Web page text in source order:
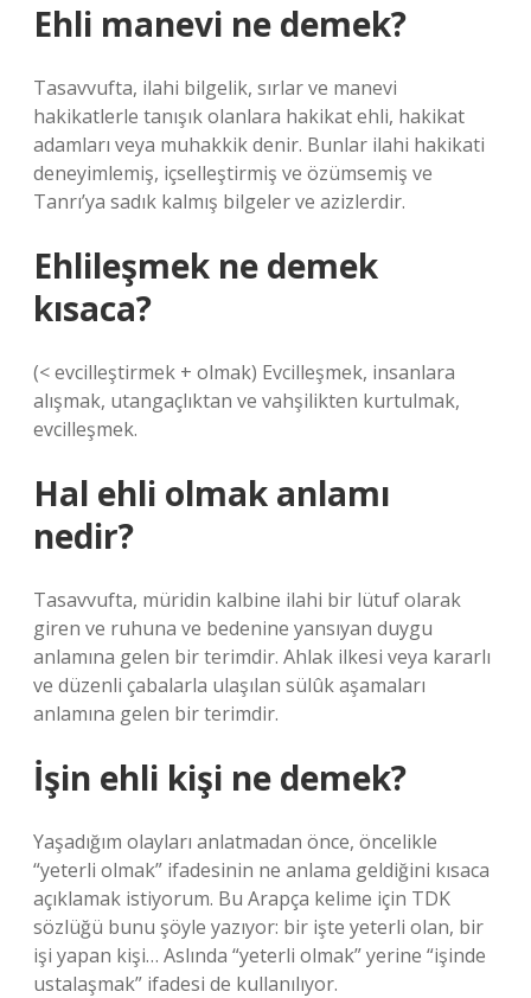
Ehli manevi ne demek?
Tasavvufta, ilahi bilgelik, sırlar ve manevi
hakikatlerle tanışık olanlara hakikat ehli, hakikat
adamları veya muhakkik denir. Bunlar ilahi hakikati
deneyimlemiş, içselleştirmiş ve özümsemiş ve
Tanrı’ya sadık kalmış bilgeler ve azizlerdir.
Ehlileşmek ne demek
kısaca?
(< evcilleştirmek + olmak) Evcilleşmek, insanlara
alışmak, utangaçlıktan ve vahşilikten kurtulmak,
evcilleşmek.
Hal ehli olmak anlamı
nedir?
Tasavvufta, müridin kalbine ilahi bir lütuf olarak
giren ve ruhuna ve bedenine yansıyan duygu
anlamına gelen bir terimdir. Ahlak ilkesi veya kararlı
ve düzenli çabalarla ulaşılan sülûk aşamaları
anlamına gelen bir terimdir.
İşin ehli kişi ne demek?
Yaşadığım olayları anlatmadan önce, öncelikle
“yeterli olmak” ifadesinin ne anlama geldiğini kısaca
açıklamak istiyorum. Bu Arapça kelime için TDK
sözlüğü bunu şöyle yazıyor: bir işte yeterli olan, bir
işi yapan kişi… Aslında “yeterli olmak” yerine “işinde
ustalaşmak” ifadesi de kullanılıyor.